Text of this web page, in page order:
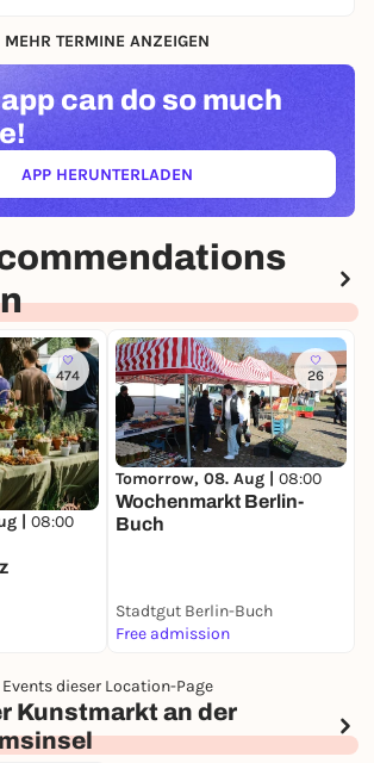
MEHR TERMINE ANZEIGEN
can do so much
APP HERUNTERLADEN(ÖFFNET IN NEUEM TAB)
474
| 08:00
26
Tomorrow, 08. Aug | 08:00
Wochenmarkt Berlin-
Buch
Stadtgut Berlin-Buch
Free admission
dieser Location-Page
Kunstmarkt an der